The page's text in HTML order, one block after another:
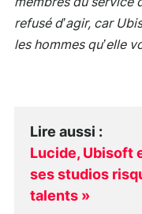
refusé d’agir, car
les hommes qu’elle
Lire aussi :
Lucide, Ubisoft
ses studios
talents »